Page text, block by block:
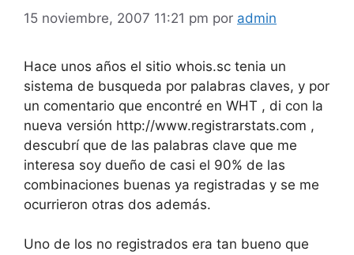
15 noviembre, 2007 11:21 pm por admin
Hace unos años el sitio whois.sc tenia un
sistema de busqueda por palabras claves, y por
un comentario que encontré en WHT , di con la
nueva versión http://www.registrarstats.com ,
descubrí que de las palabras clave que me
interesa soy dueño de casi el 90% de las
combinaciones buenas ya registradas y se me
ocurrieron otras dos además.
Uno de los no registrados era tan bueno que